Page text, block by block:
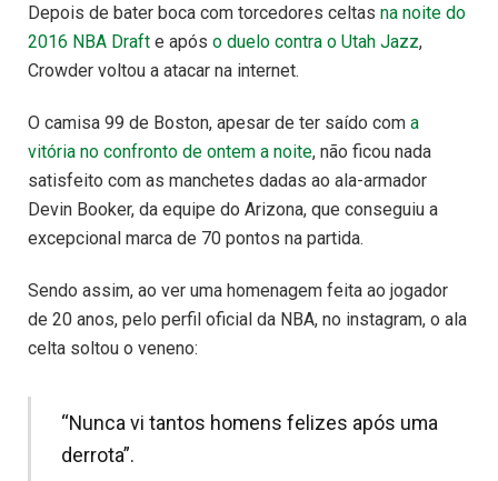
Depois de bater boca com torcedores celtas na noite do
2016 NBA Draft e após o duelo contra o Utah Jazz,
Crowder voltou a atacar na internet.
O camisa 99 de Boston, apesar de ter saído com a
vitória no confronto de ontem a noite, não ficou nada
satisfeito com as manchetes dadas ao ala-armador
Devin Booker, da equipe do Arizona, que conseguiu a
excepcional marca de 70 pontos na partida.
Sendo assim, ao ver uma homenagem feita ao jogador
de 20 anos, pelo perfil oficial da NBA, no instagram, o ala
celta soltou o veneno:
“Nunca vi tantos homens felizes após uma
derrota”.